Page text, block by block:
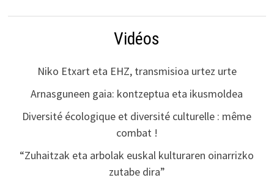
Vidéos
Niko Etxart eta EHZ, transmisioa urtez urte
Arnasguneen gaia: kontzeptua eta ikusmoldea
Diversité écologique et diversité culturelle : même
combat !
“Zuhaitzak eta arbolak euskal kulturaren oinarrizko
zutabe dira”